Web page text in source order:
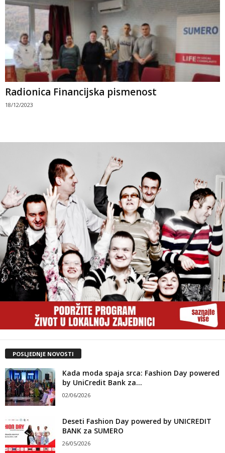
Radionica Financijska pismenost
18/12/2023
POSLJEDNJE NOVOSTI
Kada moda spaja srca: Fashion Day powered
by UniCredit Bank za...
02/06/2026
Deseti Fashion Day powered by UNICREDIT
BANK za SUMERO
26/05/2026